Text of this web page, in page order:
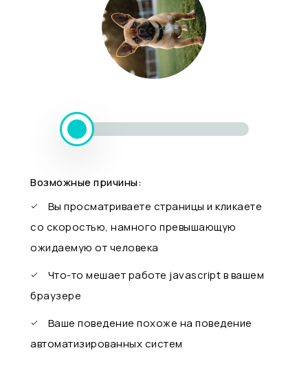
Возможные причины:
Вы просматриваете страницы и кликаете
со скоростью, намного превышающую
ожидаемую от человека
Что-то мешает работе javascript в вашем
браузере
Ваше поведение похоже на поведение
автоматизированных систем